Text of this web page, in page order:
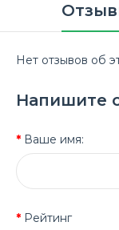
Нет отзывов об
Напишите
Ваше имя:
Рейтинг